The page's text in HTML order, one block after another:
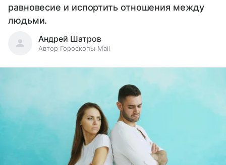
равновесие и испортить отношения между
людьми.
Андрей Шатров
Автор Гороскопы Mail